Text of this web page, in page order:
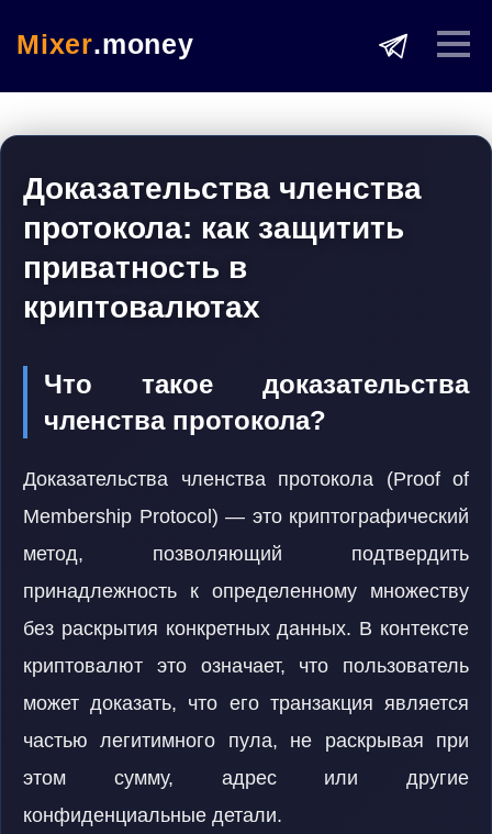
Mixer.money
Доказательства членства
протокола: как защитить
приватность в
криптовалютах
Что такое доказательства
членства протокола?
Доказательства членства протокола (Proof of
Membership Protocol) — это криптографический
метод, позволяющий подтвердить
принадлежность к определенному множеству
без раскрытия конкретных данных. В контексте
криптовалют это означает, что пользователь
может доказать, что его транзакция является
частью легитимного пула, не раскрывая при
этом сумму, адрес или другие
конфиденциальные детали.